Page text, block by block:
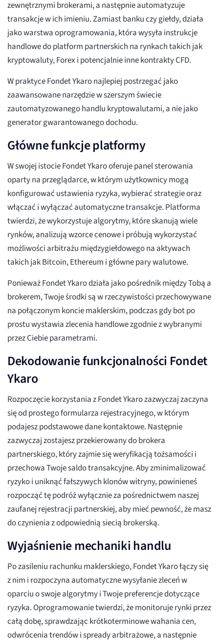
zewnętrznymi brokerami, a następnie automatyzuje
transakcje w ich imieniu. Zamiast banku czy giełdy, działa
jako warstwa oprogramowania, która wysyła instrukcje
handlowe do platform partnerskich na rynkach takich jak
kryptowaluty, Forex i potencjalnie inne kontrakty CFD.
W praktyce Fondet Ykaro najlepiej postrzegać jako
zaawansowane narzędzie w szerszym świecie
zautomatyzowanego handlu kryptowalutami, a nie jako
generator gwarantowanego dochodu.
Główne funkcje platformy
W swojej istocie Fondet Ykaro oferuje panel sterowania
oparty na przeglądarce, w którym użytkownicy mogą
konfigurować ustawienia ryzyka, wybierać strategie oraz
włączać i wyłączać automatyczne transakcje. Platforma
twierdzi, że wykorzystuje algorytmy, które skanują wiele
rynków, analizują wzorce cenowe i próbują wykorzystać
możliwości arbitrażu międzygiełdowego na aktywach
takich jak Bitcoin, Ethereum i główne pary walutowe.
Ponieważ Fondet Ykaro działa jako pośrednik między Tobą a
brokerem, Twoje środki są w rzeczywistości przechowywane
na połączonym koncie maklerskim, podczas gdy bot po
prostu wystawia zlecenia handlowe zgodnie z wybranymi
przez Ciebie parametrami.
Dekodowanie funkcjonalności Fondet
Ykaro
Rozpoczęcie korzystania z Fondet Ykaro zazwyczaj zaczyna
się od prostego formularza rejestracyjnego, w którym
podajesz podstawowe dane kontaktowe. Następnie
zazwyczaj zostajesz przekierowany do brokera
partnerskiego, który zajmie się weryfikacją tożsamości i
przechowa Twoje saldo transakcyjne. Aby zminimalizować
ryzyko i uniknąć fałszywych klonów witryny, powinieneś
rozpocząć tę podróż wyłącznie za pośrednictwem naszej
zaufanej rejestracji partnerskiej, aby mieć pewność, że masz
do czynienia z odpowiednią siecią brokerską.
Wyjaśnienie mechaniki handlu
Po zasileniu rachunku maklerskiego, Fondet Ykaro łączy się
z nim i rozpoczyna automatyczne wysyłanie zleceń w
oparciu o swoje algorytmy i Twoje preferencje dotyczące
ryzyka. Oprogramowanie twierdzi, że monitoruje rynki przez
całą dobę, sprawdzając krótkoterminowe wahania cen,
odwrócenia trendów i spready arbitrażowe, a następnie